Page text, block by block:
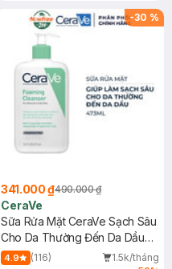
-30 %
341.000 ₫490.000 ₫
CeraVe
Sữa Rửa Mặt CeraVe Sạch Sâu
Cho Da Thường Đến Da Dầu
473ml
4.9 (116)
1.5k/tháng